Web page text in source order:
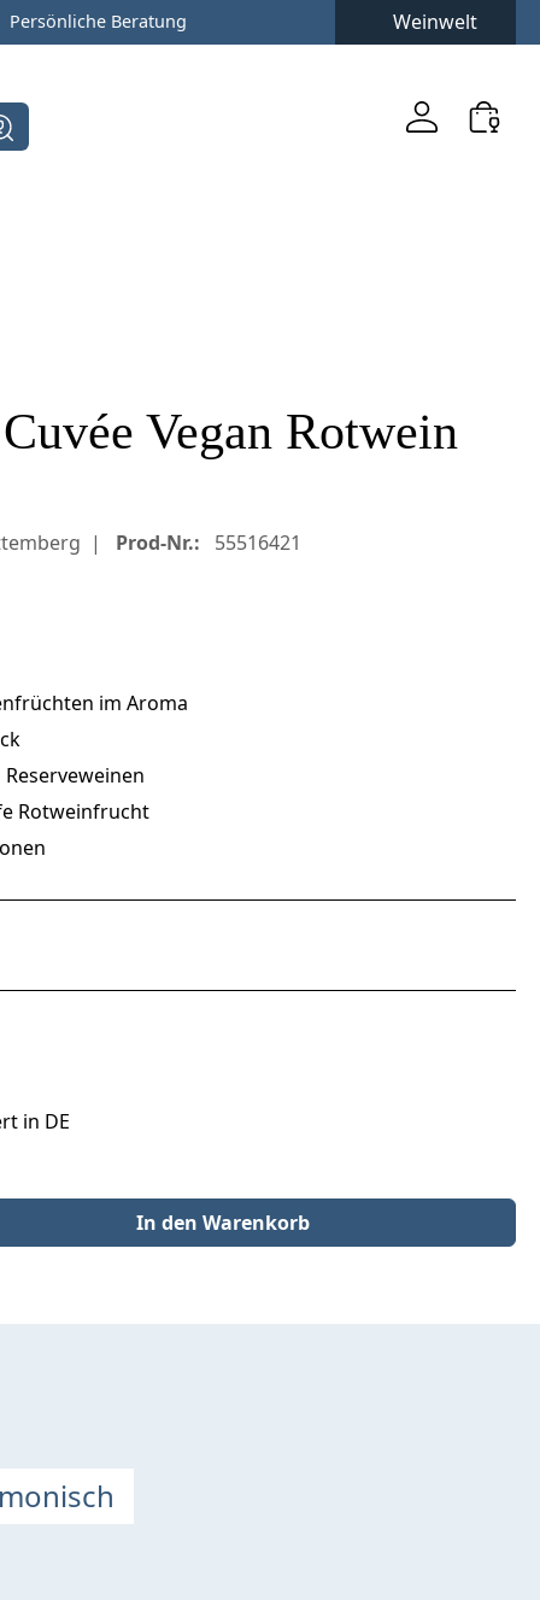
Persönliche Beratung Weinwelt
Vegan Rotwein
Prod-Nr.: 55516421
im Aroma
Rotweinfrucht
in DE
benutze die Schaltflächen um die Anzahl zu erhöhen oder zu
In den Warenkorb